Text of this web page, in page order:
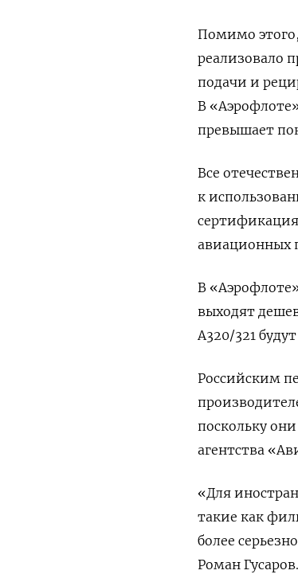
Помимо
реализовало
подачи и
В
превышает
Все
к
авиационных
В
выходят
A320/321
Российским
поскольку
агентства
«Для
такие как
более
Роман